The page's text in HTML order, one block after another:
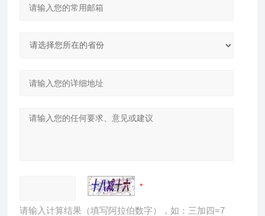
请输入计算结果（填写阿拉伯数字），如：三加四=7